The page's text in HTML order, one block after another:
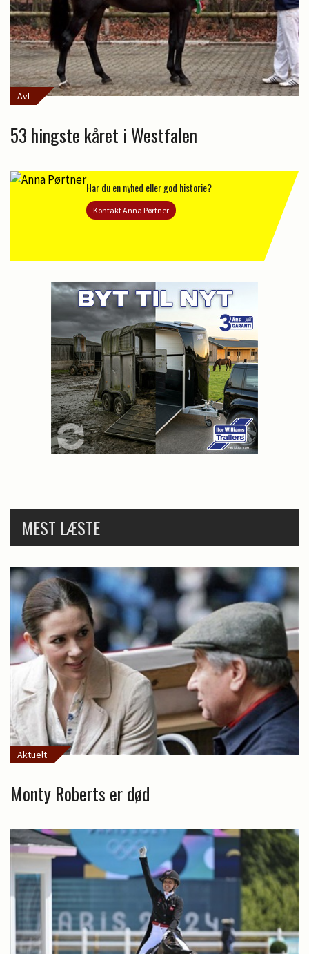
Avl
53 hingste kåret i Westfalen
Har du en nyhed eller god historie?
Kontakt Anna Pørtner
MEST LÆSTE
Aktuelt
Monty Roberts er død